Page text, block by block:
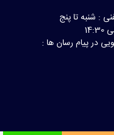
: شنبه تا پنج
در پیام رسان ها :